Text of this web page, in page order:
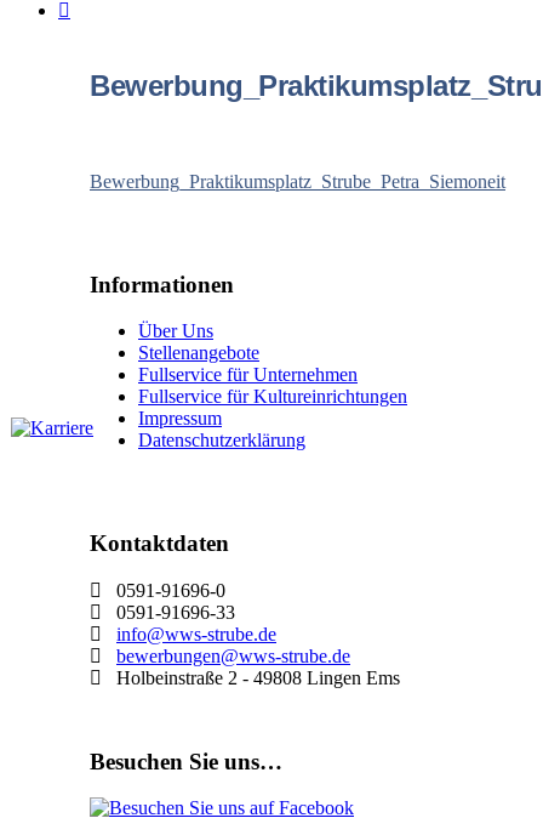
Bewerbung_Praktikumsplatz_Strube_Petra_Siemoneit
Informationen
Über Uns
Stellenangebote
Fullservice für Unternehmen
Fullservice für Kultureinrichtungen
Impressum
Datenschutzerklärung
Kontaktdaten
0591-91696-0
0591-91696-33
info@wws-strube.de
bewerbungen@wws-strube.de
Holbeinstraße 2 - 49808 Lingen Ems
Besuchen Sie uns…